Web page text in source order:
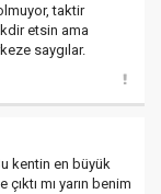
taktir
etsin ama
saygılar.
kentin en büyük
mı yarın benim